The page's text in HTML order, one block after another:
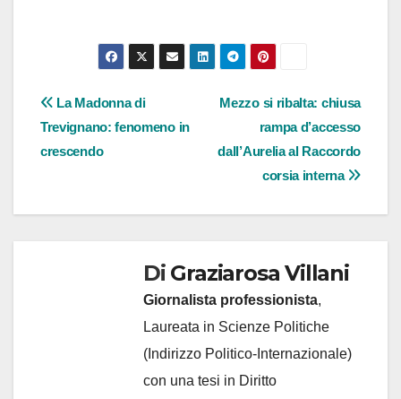
Navigazione
articoli
Mezzo si ribalta: chiusa
rampa d’accesso
dall’Aurelia al Raccordo
corsia interna
La Madonna di
Trevignano: fenomeno in
crescendo
Di Graziarosa Villani
Giornalista professionista,
Laureata in Scienze Politiche
(Indirizzo Politico-Internazionale)
con una tesi in Diritto